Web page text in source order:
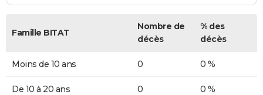
Famille BITAT
Nombre de
décès
% des
décès
Moins de 10 ans 0 0 %
De 10 à 20 ans 0 0 %